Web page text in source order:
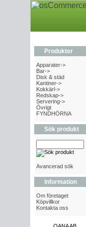
Produkter
Apparater->
Bar->
Disk & städ
Kantiner->
Kokkärl->
Redskap->
Servering->
Övrigt
FYNDHÖRNA
Sök produkt
Avancerad sök
Information
Om företaget
Köpvillkor
Kontakta oss